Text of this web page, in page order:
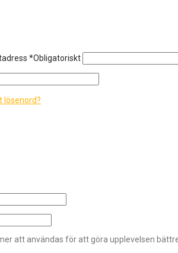
*Obligatoriskt
lösenord?
att användas för att göra upplevelsen